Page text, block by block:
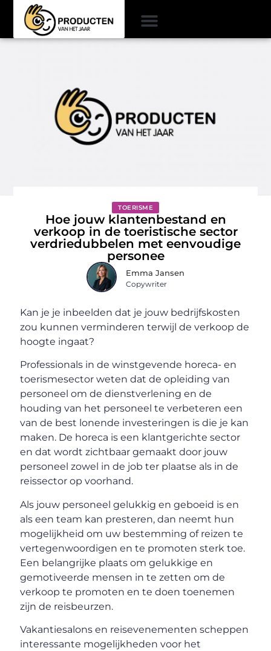
TOERISME
Hoe jouw klantenbestand en
verkoop in de toeristische sector
verdriedubbelen met eenvoudige
personee
Emma Jansen
Copywriter
Kan je je inbeelden dat je jouw bedrijfskosten
zou kunnen verminderen terwijl de verkoop de
hoogte ingaat?
Professionals in de winstgevende horeca- en
toerismesector weten dat de opleiding van
personeel om de dienstverlening en de
houding van het personeel te verbeteren een
van de best lonende investeringen is die je kan
maken. De horeca is een klantgerichte sector
en dat wordt zichtbaar gemaakt door jouw
personeel zowel in de job ter plaatse als in de
reissector op voorhand.
Als jouw personeel gelukkig en geboeid is en
als een team kan presteren, dan neemt hun
mogelijkheid om uw bestemming of reizen te
vertegenwoordigen en te promoten sterk toe.
Een belangrijke plaats om gelukkige en
gemotiveerde mensen in te zetten om de
verkoop te promoten en te doen toenemen
zijn de reisbeurzen.
Vakantiesalons en reisevenementen scheppen
interessante mogelijkheden voor het